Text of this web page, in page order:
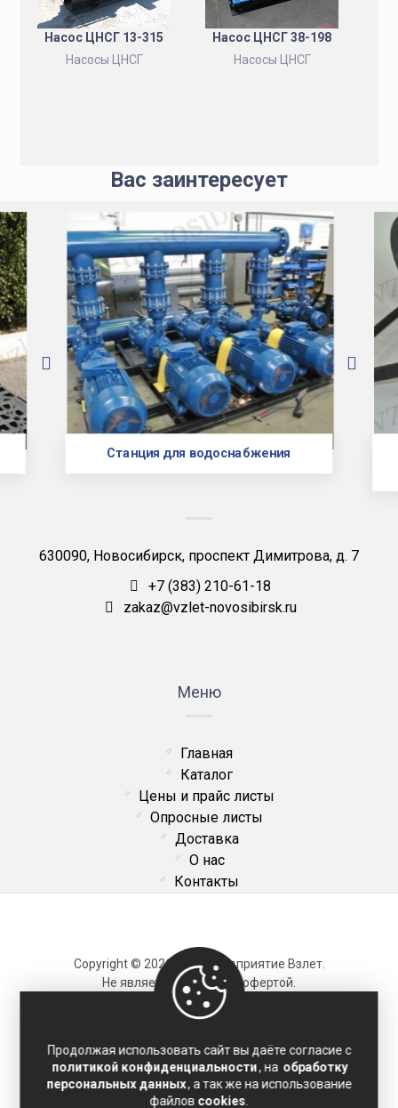
Насос ЦНСГ 13-315
Насосы ЦНСГ
Насос ЦНСГ 38-198
Насосы ЦНСГ
Вас заинтересует
Станция для водоснабжения
630090, Новосибирск, проспект Димитрова, д. 7
+7 (383) 210-61-18
zakaz@vzlet-novosibirsk.ru
Меню
Главная
Каталог
Цены и прайс листы
Опросные листы
Доставка
О нас
Контакты
Copyright © 2026 ОДО Предприятие Взлет.
Не является публичной офертой.
Карта сайта
Политика конфиденциальности
Соглашение на обработку персональных данных
Продолжая использовать сайт вы даёте согласие с
политикой конфиденциальности, на обработку
персональных данных, а так же на использование
файлов cookies